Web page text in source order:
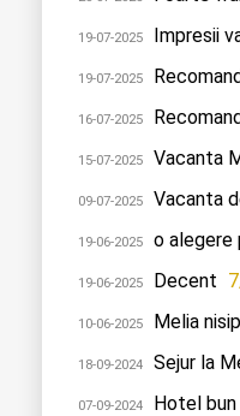
19-07-2025 Impresii
19-07-2025
16-07-2025
15-07-2025 Vacanta
09-07-2025 Vacanta
19-06-2025 o
19-06-2025 Decent
10-06-2025 Melia
18-09-2024 Sejur la
07-09-2024 Hotel bun